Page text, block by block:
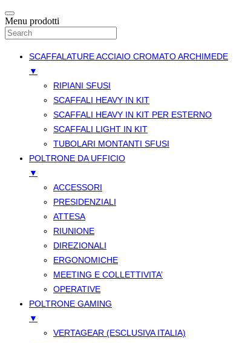
Menu prodotti
SCAFFALATURE ACCIAIO CROMATO ARCHIMEDE
▼
RIPIANI SFUSI
SCAFFALI HEAVY IN KIT
SCAFFALI HEAVY IN KIT PER ESTERNO
SCAFFALI LIGHT IN KIT
TUBOLARI MONTANTI SFUSI
POLTRONE DA UFFICIO
▼
ACCESSORI
PRESIDENZIALI
ATTESA
RIUNIONE
DIREZIONALI
ERGONOMICHE
MEETING E COLLETTIVITA’
OPERATIVE
POLTRONE GAMING
▼
VERTAGEAR (ESCLUSIVA ITALIA)